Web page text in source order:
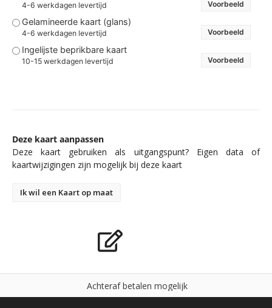
4-6 werkdagen levertijd Voorbeeld
Gelamineerde kaart (glans)
4-6 werkdagen levertijd Voorbeeld
Ingelijste beprikbare kaart
10-15 werkdagen levertijd Voorbeeld
Deze kaart aanpassen
Deze kaart gebruiken als uitgangspunt? Eigen data of
kaartwijzigingen zijn mogelijk bij deze kaart
Ik wil een Kaart op maat
Achteraf betalen mogelijk